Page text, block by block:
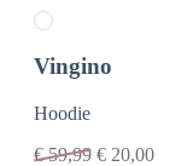
Vingino
Hoodie
€59,99 € 20,00